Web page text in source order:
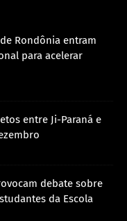
Rondônia entram
para acelerar
entre Ji-Paraná e
debate sobre
da Escola